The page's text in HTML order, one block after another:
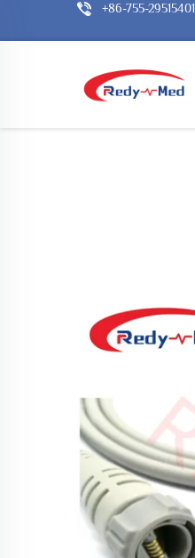
+86-755-29515401